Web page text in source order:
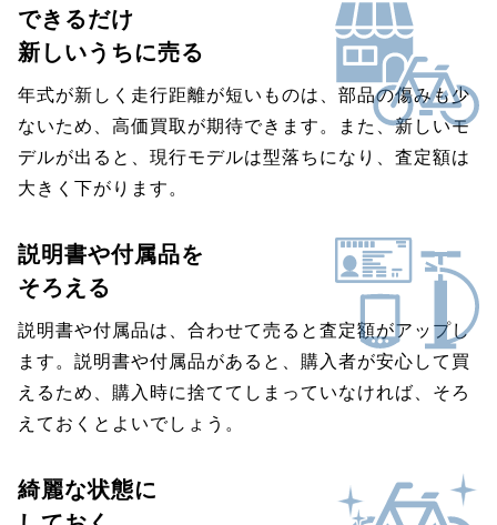
できるだけ
新しいうちに売る
年式が新しく走行距離が短いものは、部品の傷みも少
ないため、高価買取が期待できます。また、新しいモ
デルが出ると、現行モデルは型落ちになり、査定額は
大きく下がります。
説明書や付属品を
そろえる
説明書や付属品は、合わせて売ると査定額がアップし
ます。説明書や付属品があると、購入者が安心して買
えるため、購入時に捨ててしまっていなければ、そろ
えておくとよいでしょう。
綺麗な状態に